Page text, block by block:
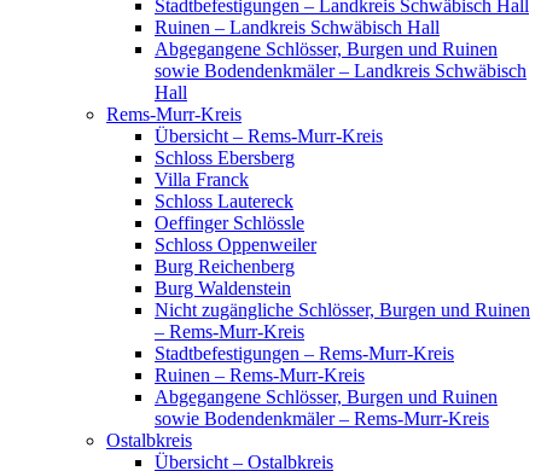
Stadtbefestigungen – Landkreis Schwäbisch Hall
Ruinen – Landkreis Schwäbisch Hall
Abgegangene Schlösser, Burgen und Ruinen
sowie Bodendenkmäler – Landkreis Schwäbisch
Hall
Rems-Murr-Kreis
Übersicht – Rems-Murr-Kreis
Schloss Ebersberg
Villa Franck
Schloss Lautereck
Oeffinger Schlössle
Schloss Oppenweiler
Burg Reichenberg
Burg Waldenstein
Nicht zugängliche Schlösser, Burgen und Ruinen
– Rems-Murr-Kreis
Stadtbefestigungen – Rems-Murr-Kreis
Ruinen – Rems-Murr-Kreis
Abgegangene Schlösser, Burgen und Ruinen
sowie Bodendenkmäler – Rems-Murr-Kreis
Ostalbkreis
Übersicht – Ostalbkreis